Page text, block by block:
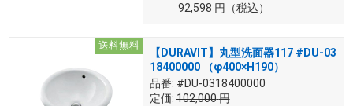
92,598 円 （税込）
送料無料
【DURAVIT】丸型洗面器117 #DU-03
18400000 （φ400×H190）
品番: #DU-0318400000
定価: 102,000円